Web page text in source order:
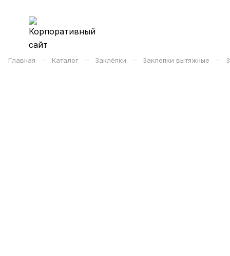
Главная – Каталог – Заклёпки – Заклепки вытяжные –